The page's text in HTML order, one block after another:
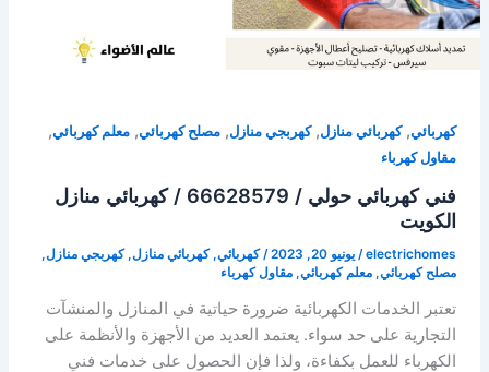
كهربائي,كهربائي منازل,كهربجي منازل, مصلح كهربائي, معلم كهربائي,
مقاول كهرباء
فني كهربائي حولي / 66628579 / كهربائي منازل
الكويت
electrichomes
/ يونيو 20, 2023 /كهربائي,كهربائي منازل,كهربجي منازل,
مصلح كهربائي, معلم كهربائي, مقاول كهرباء
تعتبر الخدمات الكهربائية ضرورة حياتية في المنازل والمنشآت
التجارية على حد سواء. يعتمد العديد من الأجهزة والأنظمة على
الكهرباء للعمل بكفاءة، ولذا فإن الحصول على خدمات فني